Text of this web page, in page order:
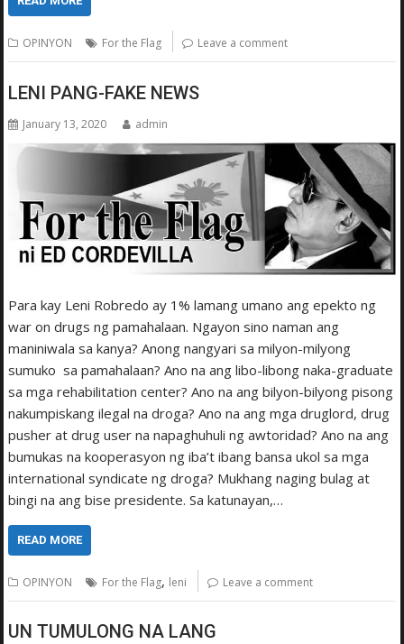
OPINYON For the Flag Leave a comment
LENI PANG-FAKE NEWS
January 13, 2020 admin
Para kay Leni Robredo ay 1% lamang umano ang epekto ng
war on drugs ng pamahalaan. Ngayon sino naman ang
maniniwala sa kanya? Anong nangyari sa milyon-milyong
sumuko sa pamahalaan? Ano na ang libo-libong naka-graduate
sa mga rehabilitation center? Ano na ang bilyon-bilyong pisong
nakumpiskang ilegal na droga? Ano na ang mga druglord, drug
pusher at drug user na napaghuhuli ng awtoridad? Ano na ang
bumukas na kooperasyon ng iba’t ibang bansa ukol sa mga
international syndicate ng droga? Mukhang naging bulag at
bingi na ang bise presidente. Sa katunayan,…
READ MORE
OPINYON For the Flag, leni Leave a comment
UN TUMULONG NA LANG